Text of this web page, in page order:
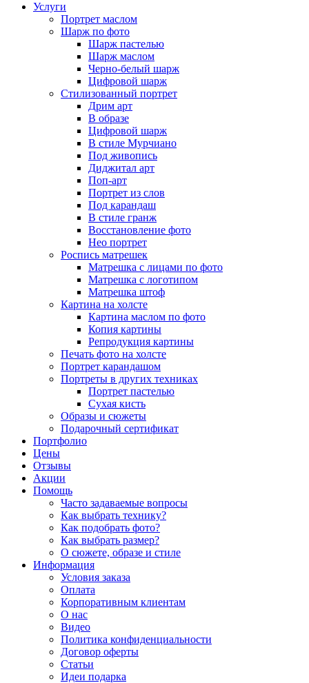
Услуги
Портрет маслом
Шарж по фото
Шарж пастелью
Шарж маслом
Черно-белый шарж
Цифровой шарж
Стилизованный портрет
Дрим арт
В образе
Цифровой шарж
В стиле Мурчиано
Под живопись
Диджитал арт
Поп-арт
Портрет из слов
Под карандаш
В стиле гранж
Восстановление фото
Нео портрет
Роспись матрешек
Матрешка с лицами по фото
Матрешка с логотипом
Матрешка штоф
Картина на холсте
Картина маслом по фото
Копия картины
Репродукция картины
Печать фото на холсте
Портрет карандашом
Портреты в других техниках
Портрет пастелью
Сухая кисть
Образы и сюжеты
Подарочный сертификат
Портфолио
Цены
Отзывы
Акции
Помощь
Часто задаваемые вопросы
Как выбрать технику?
Как подобрать фото?
Как выбрать размер?
О сюжете, образе и стиле
Информация
Условия заказа
Оплата
Корпоративным клиентам
О нас
Видео
Политика конфиденциальности
Договор оферты
Статьи
Идеи подарка